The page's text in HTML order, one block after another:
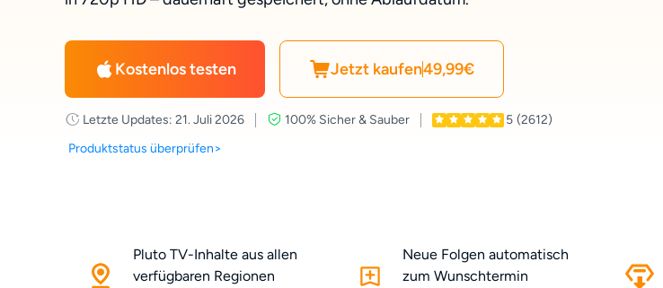
Kostenlos testen Jetzt kaufen49,99€
Letzte Updates: 21. Juli 2026 100% Sicher & Sauber 5 (2612)
Produktstatus überprüfen>
Pluto TV-Inhalte aus allen
verfügbaren Regionen
Neue Folgen automatisch
zum Wunschtermin